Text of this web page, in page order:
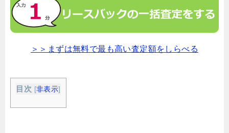
＞＞まずは無料で最も高い査定額をしらべる
目次 [非表示]